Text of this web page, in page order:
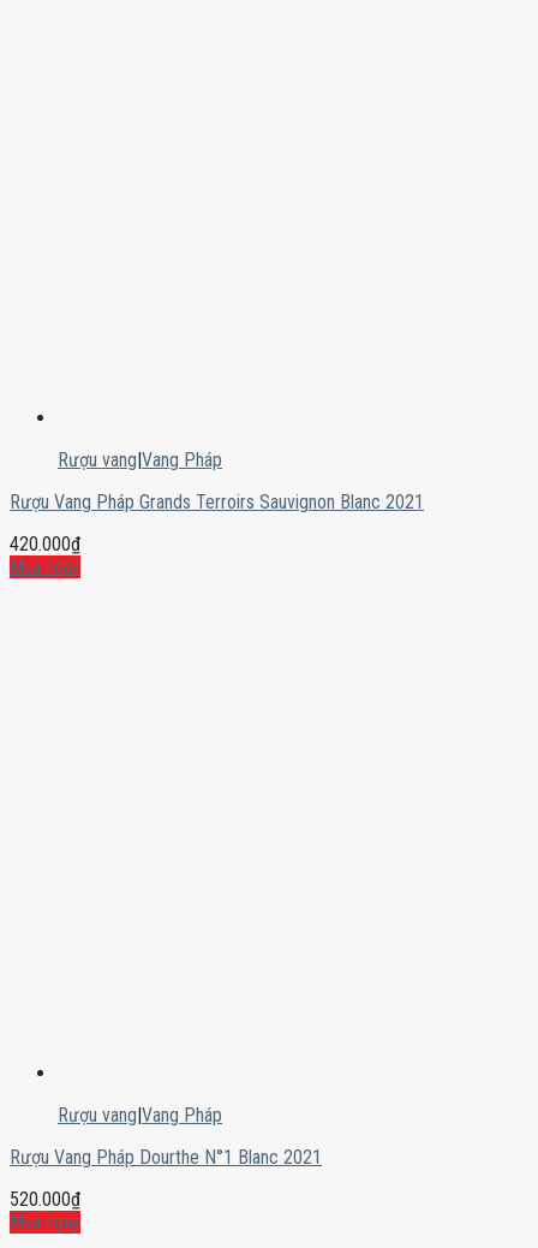
Rượu vang|Vang Pháp
Rượu Vang Pháp Grands Terroirs Sauvignon Blanc 2021
420.000₫
Mua ngay
Rượu vang|Vang Pháp
Rượu Vang Pháp Dourthe N°1 Blanc 2021
520.000₫
Mua ngay